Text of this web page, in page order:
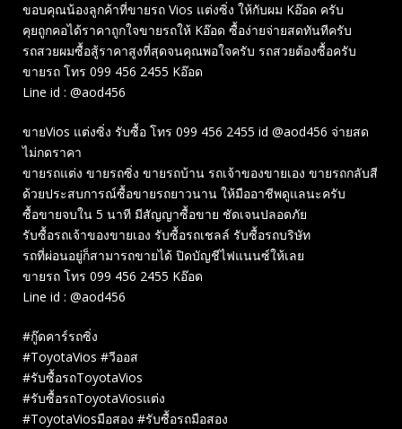
ขอบคุณน้องลูกค้าที่ขายรถ Vios แต่งซิ่ง ให้กับผม Kอ๊อด ครับ
คุยถูกคอได้ราคาถูกใจขายรถให้ Kอ๊อด ซื้อง่ายจ่ายสดทันทีครับ
รถสวยผมซื้อสู้ราคาสูงที่สุดจนคุณพอใจครับ รถสวยต้องซื้อครับ
ขายรถ โทร 099 456 2455 Kอ๊อด
Line id : @aod456
ขายVios แต่งซิ่ง รับซื้อ โทร 099 456 2455 id @aod456 จ่ายสด
ไม่กดราคา
ขายรถแต่ง ขายรถซิ่ง ขายรถบ้าน รถเจ้าของขายเอง ขายรถกลับสี
ด้วยประสบการณ์ซื้อขายรถยาวนาน ให้มืออาชีพดูแลนะครับ
ซื้อขายจบใน 5 นาที มีสัญญาซื้อขาย ชัดเจนปลอดภัย
รับซื้อรถเจ้าของขายเอง รับซื้อรถเชลล์ รับซื้อรถบริษัท
รถที่ผ่อนอยู่ก็สามารถขายได้ ปิดบัญชีไฟแนนซ์ให้เลย
ขายรถ โทร 099 456 2455 Kอ๊อด
Line id : @aod456
#กู๊ดคาร์รถซิ่ง
#ToyotaVios #วีออส
#รับซื้อรถToyotaVios
#รับซื้อรถToyotaViosแต่ง
#ToyotaViosมือสอง #รับซื้อรถมือสอง